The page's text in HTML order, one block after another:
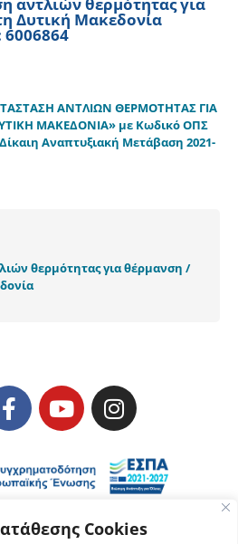
Cookies
αντλιών θερμότητας για
Δυτική Μακεδονία
ΑΝΤΛΙΩΝ ΘΕΡΜΟΤΗΤΑΣ ΓΙΑ
ΜΑΚΕΔΟΝΙΑ» με Κωδικό ΟΠΣ
Αναπτυξιακή Μετάβαση 2021-
θερμότητας για θέρμανση /